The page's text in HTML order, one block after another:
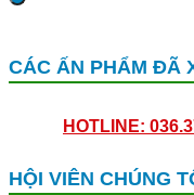
CÁC ẤN PHẨM ĐÃ
HOTLINE:
HỘI VIÊN CHÚNG